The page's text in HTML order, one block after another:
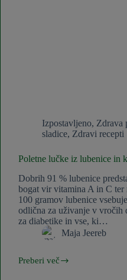
Izpostavljeno, Zdrava
sladice, Zdravi recepti
Poletne lučke iz lubenice in
Dobrih 91 % lubenice
bogat vir vitamina A in C ter
100 gramov lubenice
odlična za uživanje v vročih
za diabetike in vse, ki…
Maja Jeereb
Preberi več
Poletne